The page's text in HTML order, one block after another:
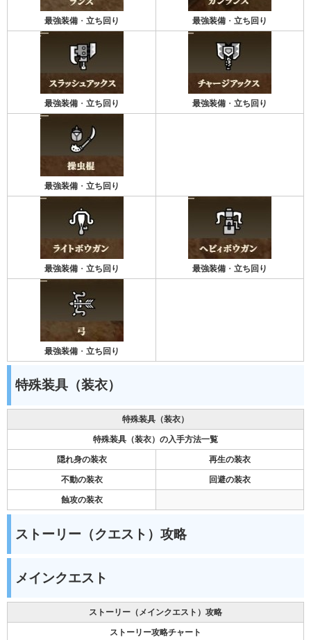
最強装備・ 立ち回り 最強装備 ・ 立ち回り
最強装備・ 立ち回り 最強装備 ・ 立ち回り
最強装備・ 立ち回り
最強装備・ 立ち回り 最強装備 ・ 立ち回り
最強装備・ 立ち回り
特殊装具（装衣）
特殊装具（装衣）
特殊装具（装衣）の入手方法一覧
隠れ身の装衣 再生の装衣
不動の装衣 回避の装衣
蝕攻の装衣
ストーリー（クエスト）攻略
メインクエスト
ストーリー（メインクエスト）攻略
ストーリー攻略チャート